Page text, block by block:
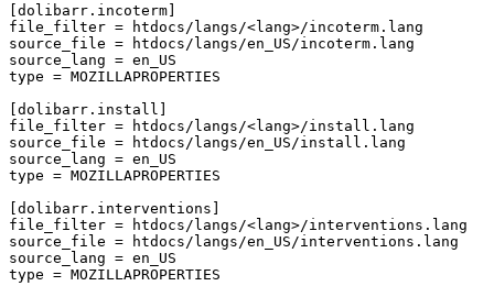
[dolibarr.incoterm]
file_filter =
htdocs/langs/<lang>/incoterm.lang
source_file =
htdocs/langs/en_US/incoterm.lang
source_lang = en_US
type = MOZILLAPROPERTIES
[dolibarr.install]
file_filter =
htdocs/langs/<lang>/install.lang
source_file =
htdocs/langs/en_US/install.lang
source_lang = en_US
type = MOZILLAPROPERTIES
[dolibarr.interventions]
file_filter =
htdocs/langs/<lang>/interventions.lang
source_file =
htdocs/langs/en_US/interventions.lang
source_lang = en_US
type = MOZILLAPROPERTIES